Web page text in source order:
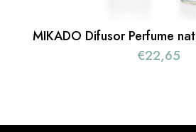
MIKADO Difusor Perfume
€22,65